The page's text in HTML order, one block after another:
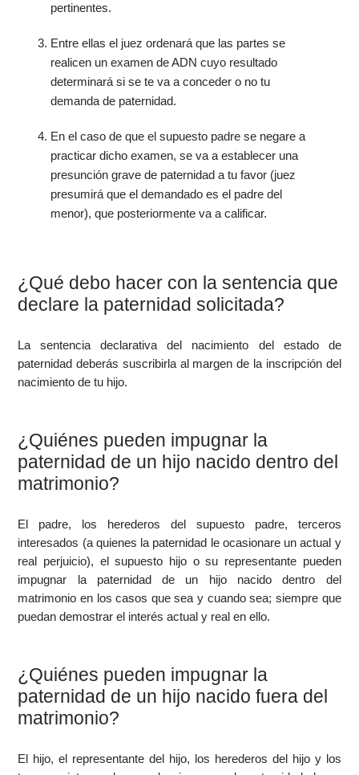
pertinentes.
Entre ellas el juez ordenará que las partes se
realicen un examen de ADN cuyo resultado
determinará si se te va a conceder o no tu
demanda de paternidad.
En el caso de que el supuesto padre se negare a
practicar dicho examen, se va a establecer una
presunción grave de paternidad a tu favor (juez
presumirá que el demandado es el padre del
menor), que posteriormente va a calificar.
¿Qué debo hacer con la sentencia que
declare la paternidad solicitada?
La sentencia declarativa del nacimiento del estado de
paternidad deberás suscribirla al margen de la inscripción del
nacimiento de tu hijo.
¿Quiénes pueden impugnar la
paternidad de un hijo nacido dentro del
matrimonio?
El padre, los herederos del supuesto padre, terceros
interesados (a quienes la paternidad le ocasionare un actual y
real perjuicio), el supuesto hijo o su representante pueden
impugnar la paternidad de un hijo nacido dentro del
matrimonio en los casos que sea y cuando sea; siempre que
puedan demostrar el interés actual y real en ello.
¿Quiénes pueden impugnar la
paternidad de un hijo nacido fuera del
matrimonio?
El hijo, el representante del hijo, los herederos del hijo y los